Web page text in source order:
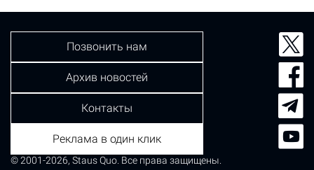
© 2001-2026, Staus Quo. Все права защищены.
Позвонить нам
Архив новостей
Контакты
Реклама в один клик